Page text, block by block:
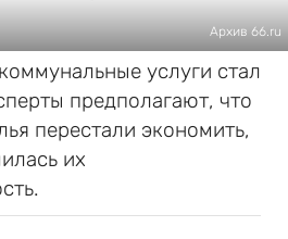
Архив 66.ru
услуги стал
предполагают, что
перестали экономить,
их